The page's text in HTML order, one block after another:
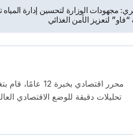
مجهودات الوزارة لتحسين إدارة المياه
لتعزيز الأمن الغذائي
محرر اقتصادي
تحليلات دقيقة للوضع الاقتصادي